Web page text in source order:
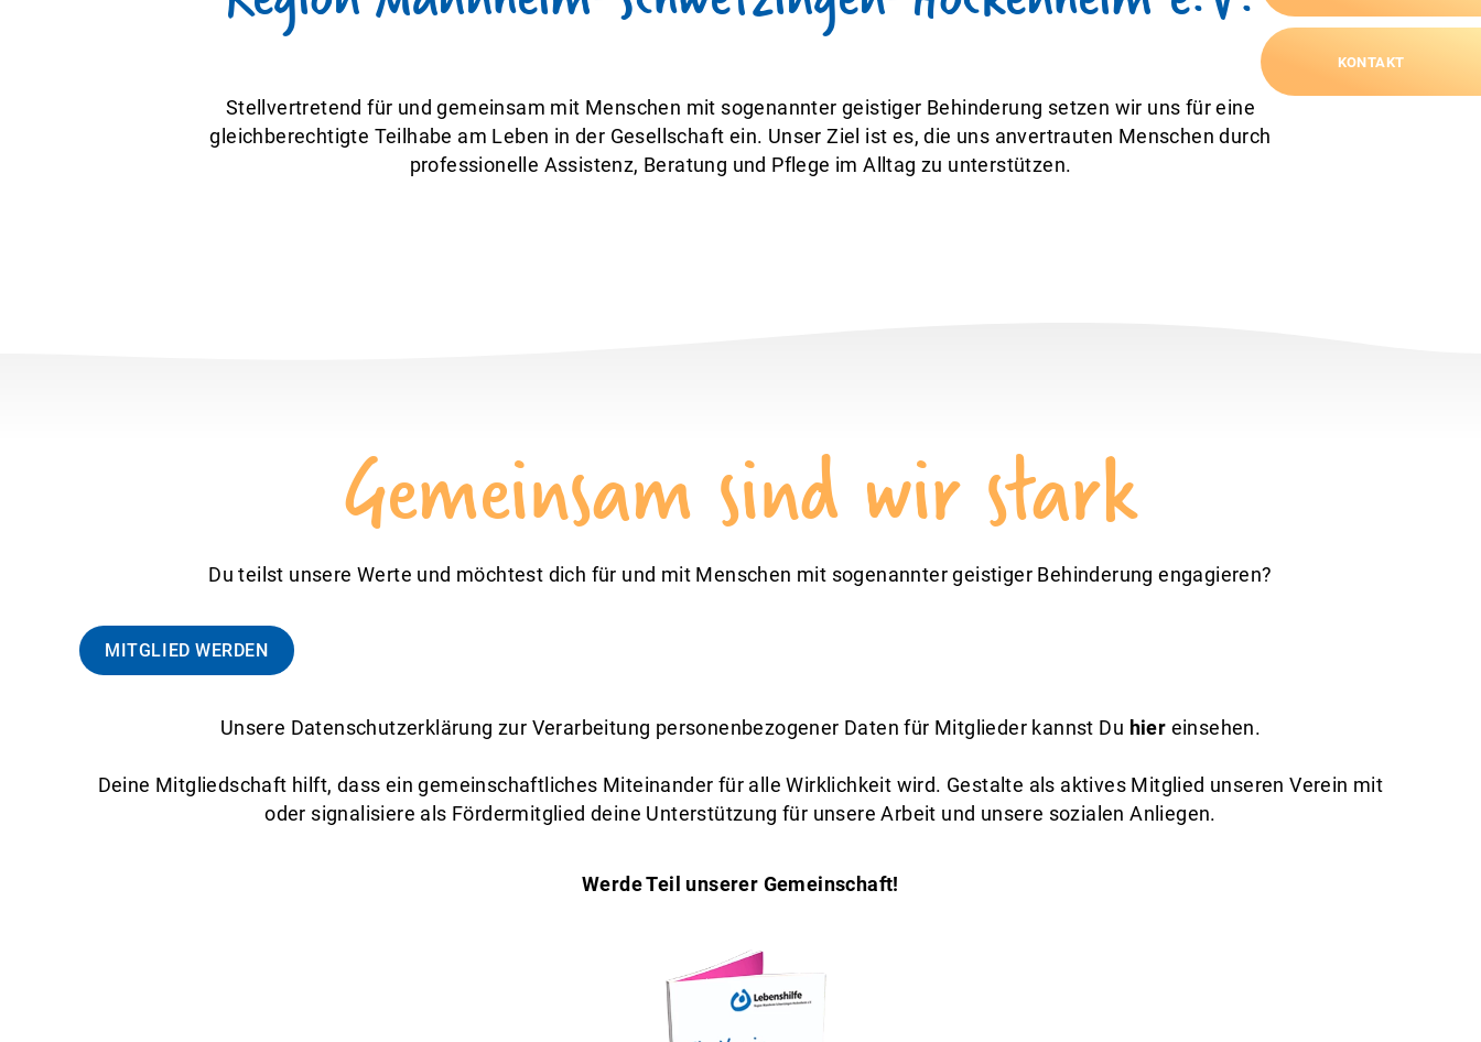
KONTAKT
Stellvertretend für und gemeinsam mit Menschen mit sogenannter geistiger Behinderung setzen wir uns für eine
gleichberechtigte Teilhabe am Leben in der Gesellschaft ein. Unser Ziel ist es, die uns anvertrauten Menschen durch
professionelle Assistenz, Beratung und Pflege im Alltag zu unterstützen.
Gemeinsam sind wir stark
Du teilst unsere Werte und möchtest dich für und mit Menschen mit sogenannter geistiger Behinderung engagieren?
MITGLIED WERDEN
Unsere Datenschutzerklärung zur Verarbeitung personenbezogener Daten für Mitglieder kannst Du hier einsehen.
Deine Mitgliedschaft hilft, dass ein gemeinschaftliches Miteinander für alle Wirklichkeit wird. Gestalte als aktives Mitglied unseren Verein mit
oder signalisiere als Fördermitglied deine Unterstützung für unsere Arbeit und unsere sozialen Anliegen.
Werde Teil unserer Gemeinschaft!